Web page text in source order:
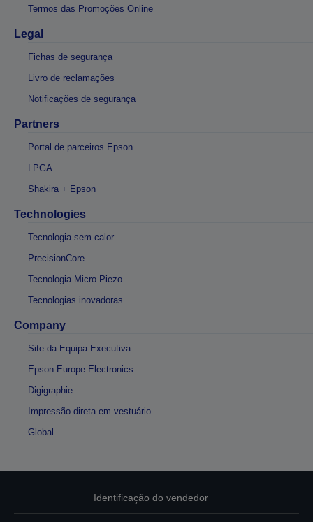
Termos das Promoções Online
Legal
Fichas de segurança
Livro de reclamações
Notificações de segurança
Partners
Portal de parceiros Epson
LPGA
Shakira + Epson
Technologies
Tecnologia sem calor
PrecisionCore
Tecnologia Micro Piezo
Tecnologias inovadoras
Company
Site da Equipa Executiva
Epson Europe Electronics
Digigraphie
Impressão direta em vestuário
Global
Identificação do vendedor